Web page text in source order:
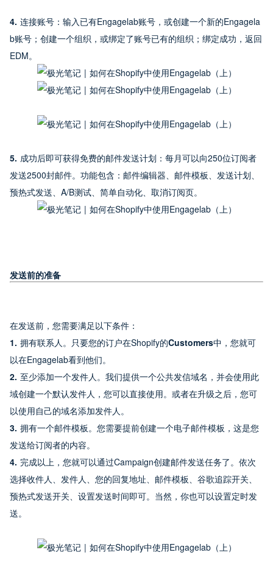
4. 连接账号：输入已有Engagelab账号，或创建一个新的Engagela
b账号；创建一个组织，或绑定了账号已有的组织；绑定成功，返回
EDM。
5. 成功后即可获得免费的邮件发送计划：每月可以向250位订阅者
发送2500封邮件。功能包含：邮件编辑器、邮件模板、发送计划、
预热式发送、A/B测试、简单自动化、取消订阅页。
发送前的准备
在发送前，您需要满足以下条件：
1. 拥有联系人。只要您的订户在Shopify的Customers中，您就可
以在Engagelab看到他们。
2. 至少添加一个发件人。我们提供一个公共发信域名，并会使用此
域创建一个默认发件人，您可以直接使用。或者在升级之后，您可
以使用自己的域名添加发件人。
3. 拥有一个邮件模板。您需要提前创建一个电子邮件模板，这是您
发送给订阅者的内容。
4. 完成以上，您就可以通过Campaign创建邮件发送任务了。依次
选择收件人、发件人、您的回复地址、邮件模板、谷歌追踪开关、
预热式发送开关、设置发送时间即可。当然，你也可以设置定时发
送。